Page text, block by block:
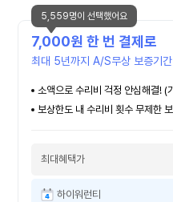
7,000원 한 번 결제로
최대 5년까지 A/S무상 보증기
소액으로 수리비 걱정 안심해결! (
보상한도 내 수리비 횟수 무제한
최대혜택가
하이워런티
5,559명이 선택했어요